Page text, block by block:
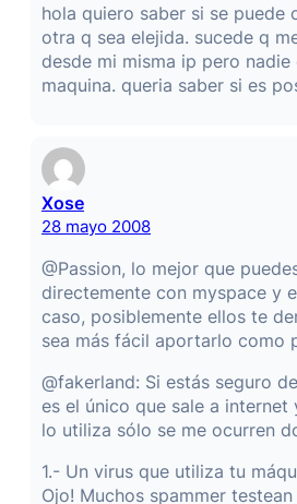
hola quiero saber si se puede
otra q sea elejida. sucede q
desde mi misma ip pero nadie
maquina. queria saber si es
Xose
28 mayo 2008
@Passion, lo mejor que
directemente con myspace y
caso, posiblemente ellos te
sea más fácil aportarlo como
@fakerland: Si estás seguro
es el único que sale a internet
lo utiliza sólo se me ocurren
1.- Un virus que utiliza tu
Ojo! Muchos spammer